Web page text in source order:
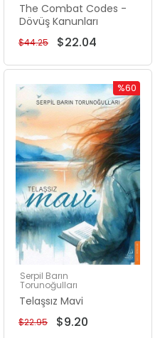
The Combat Codes -
Dövüş Kanunları
$22.04
$44.25
Serpil Barın
Torunoğulları
Telaşsız Mavi
$9.20
$22.95
%60
Rabatt